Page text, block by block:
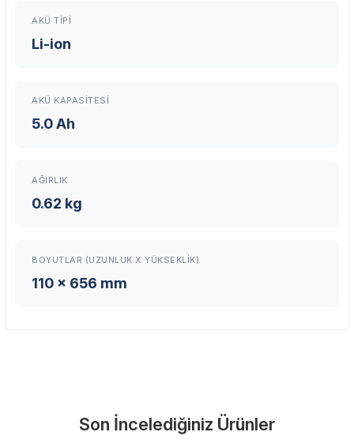
Yaygın Servis Ağı
Garanti Kapsamı
Ücretsiz onarım veya değişim
Şehir Seç Marka Seç İletişime Geç
AKÜ TIPI
Li-ion
AKÜ KAPASITESI
5.0 Ah
AĞIRLIK
0.62 kg
BOYUTLAR (UZUNLUK X YÜKSEKLIK)
110 x 656 mm
Son İncelediğiniz Ürünler